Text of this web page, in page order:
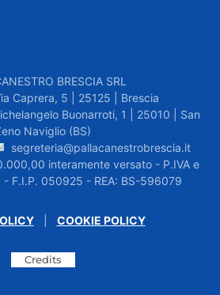
BRESCIA SRL
Caprera, 5 | 25125 | Brescia
Buonarroti, 1 | 25010 | San
Naviglio (BS)
segreteria@pallacanestrobrescia.it
interamente versato - P.IVA e
F.I.P. 050925 - REA: BS-596079
| COOKIE POLICY
Credits